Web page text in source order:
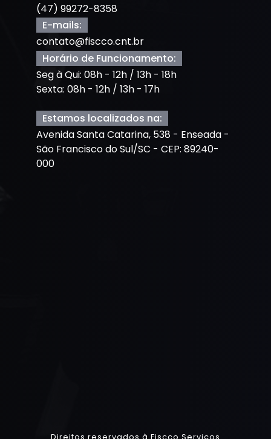
(47) 99272-8358
E-mails:
contato@fiscco.cnt.br
Horário de Funcionamento:
Seg à Qui: 08h - 12h / 13h - 18h
Sexta: 08h - 12h / 13h - 17h
Estamos localizados na:
Avenida Santa Catarina, 538 - Enseada -
São Francisco do Sul/SC - CEP: 89240-
000